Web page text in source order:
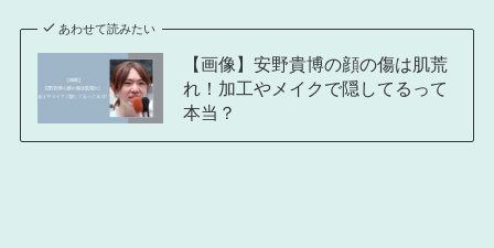
あわせて読みたい
【画像】安野貴博の顔の傷は肌荒
れ！加工やメイクで隠してるって
本当？